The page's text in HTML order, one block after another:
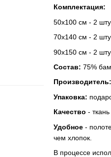
Комплектация:
50x100 см - 2
70x140 см - 2
90x150 см - 2
Состав: 75%
Производитель:
Упаковка:
Качество -
Удобное -
чем хлопок.
В процессе